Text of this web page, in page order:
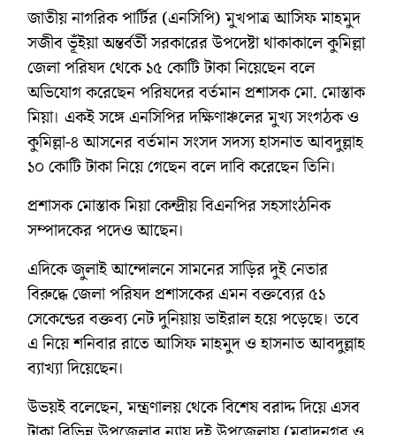
জাতীয় নাগরিক পার্টির (এনসিপি) মুখপাত্র আসিফ মাহমুদ
সজীব ভূঁইয়া অন্তর্বর্তী সরকারের উপদেষ্টা থাকাকালে কুমিল্লা
জেলা পরিষদ থেকে ১৫ কোটি টাকা নিয়েছেন বলে
অভিযোগ করেছেন পরিষদের বর্তমান প্রশাসক মো. মোস্তাক
মিয়া। একই সঙ্গে এনসিপির দক্ষিণাঞ্চলের মুখ্য সংগঠক ও
কুমিল্লা-৪ আসনের বর্তমান সংসদ সদস্য হাসনাত আবদুল্লাহ
১০ কোটি টাকা নিয়ে গেছেন বলে দাবি করেছেন তিনি।
প্রশাসক মোস্তাক মিয়া কেন্দ্রীয় বিএনপির সহসাংঠনিক
সম্পাদকের পদেও আছেন।
এদিকে জুলাই আন্দোলনে সামনের সাড়ির দুই নেতার
বিরুদ্ধে জেলা পরিষদ প্রশাসকের এমন বক্তব্যের ৫১
সেকেন্ডের বক্তব্য নেট দুনিয়ায় ভাইরাল হয়ে পড়েছে। তবে
এ নিয়ে শনিবার রাতে আসিফ মাহমুদ ও হাসনাত আবদুল্লাহ
ব্যাখ্যা দিয়েছেন।
উভয়ই বলেছেন, মন্ত্রণালয় থেকে বিশেষ বরাদ্দ দিয়ে এসব